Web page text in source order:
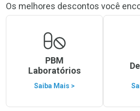
Os melhores descontos você
PBM
Laboratórios
Saiba Mais >